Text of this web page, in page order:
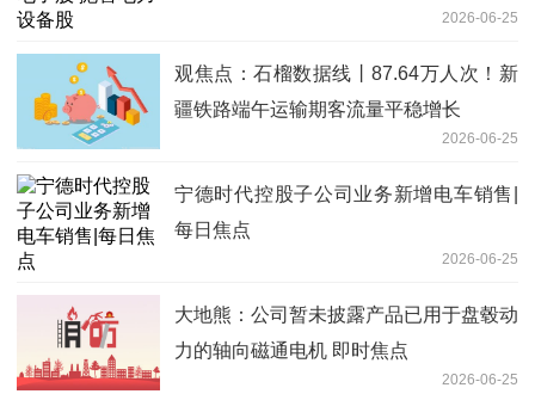
2026-06-25
观焦点：石榴数据线丨87.64万人次！新
疆铁路端午运输期客流量平稳增长
2026-06-25
宁德时代控股子公司业务新增电车销售|
每日焦点
2026-06-25
大地熊：公司暂未披露产品已用于盘毂动
力的轴向磁通电机 即时焦点
2026-06-25